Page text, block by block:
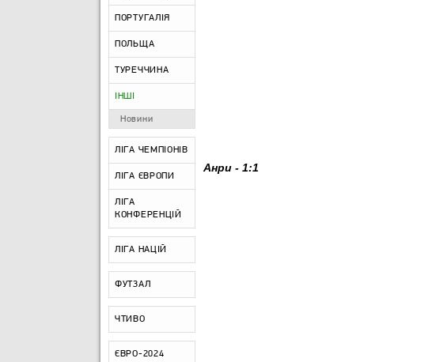
ПОРТУГАЛІЯ
ПОЛЬЩА
ТУРЕЧЧИНА
ІНШІ
Новини
ЛІГА ЧЕМПІОНІВ
ЛІГА ЄВРОПИ
ЛІГА
КОНФЕРЕНЦІЙ
ЛІГА НАЦІЙ
ФУТЗАЛ
ЧТИВО
ЄВРО-2024
Анри - 1:1